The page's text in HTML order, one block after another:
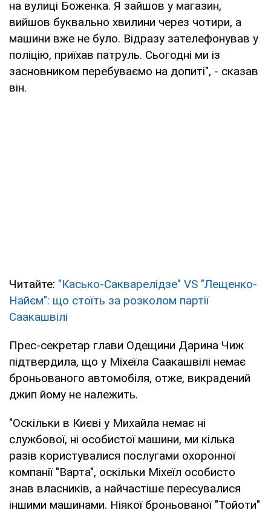
на вулиці Боженка. Я зайшов у магазин,
вийшов буквально хвилини через чотири, а
машини вже не було. Відразу зателефонував у
поліцію, приїхав патруль. Сьогодні ми із
засновником перебуваємо на допиті", - сказав
він.
Читайте: "Касько-Сакварелідзе" VS "Лещенко-
Найєм": що стоїть за розколом партії
Саакашвілі
Прес-секретар глави Одещини Дарина Чиж
підтвердила, що у Міхеїла Саакашвілі немає
броньованого автомобіля, отже, викрадений
джип йому не належить.
"Оскільки в Києві у Михайла немає ні
службової, ні особистої машини, ми кілька
разів користувалися послугами охоронної
компанії "Варта", оскільки Міхеїл особисто
знав власників, а найчастіше пересувалися
іншими машинами. Ніякої броньованої "Тойоти"